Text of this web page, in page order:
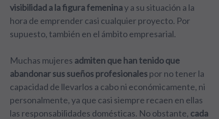
visibilidad a la figura femeninay a su situación a la
hora de emprender casi cualquier proyecto. Por
supuesto, también en el ámbito empresarial.
Muchas mujeres admiten que han tenido que
abandonar sus sueños profesionalespor no tener la
capacidad de llevarlos a cabo ni económicamente, ni
personalmente, ya que casi siempre recaen en ellas
las responsabilidades domésticas. No obstante, cada